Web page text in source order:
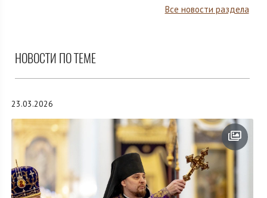
Все новости раздела
НОВОСТИ ПО ТЕМЕ
23.03.2026